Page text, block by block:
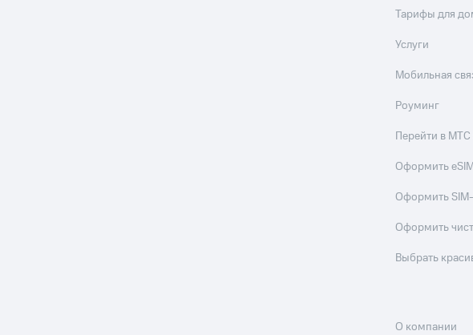
Тарифы для
Услуги
Мобильная
Роуминг
Перейти в
Оформить
Оформить
Оформить
Выбрать
О компании